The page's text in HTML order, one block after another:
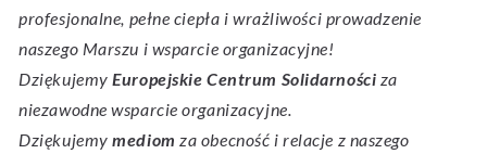
profesjonalne, pełne ciepła i wrażliwości prowadzenie
naszego Marszu i wsparcie organizacyjne!
DziękujemyEuropejskie Centrum Solidarności za
niezawodne wsparcie organizacyjne.
Dziękujemymediom za obecność i relacje z naszego